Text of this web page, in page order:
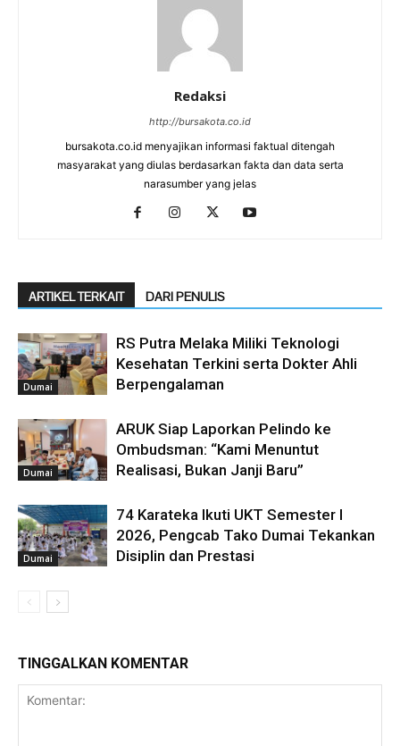
Redaksi
http://bursakota.co.id
bursakota.co.id menyajikan informasi faktual ditengah
masyarakat yang diulas berdasarkan fakta dan data serta
narasumber yang jelas
ARTIKEL TERKAIT DARI PENULIS
Dumai
RS Putra Melaka Miliki Teknologi
Kesehatan Terkini serta Dokter Ahli
Berpengalaman
Dumai
ARUK Siap Laporkan Pelindo ke
Ombudsman: “Kami Menuntut
Realisasi, Bukan Janji Baru”
Dumai
74 Karateka Ikuti UKT Semester I
2026, Pengcab Tako Dumai Tekankan
Disiplin dan Prestasi
TINGGALKAN KOMENTAR